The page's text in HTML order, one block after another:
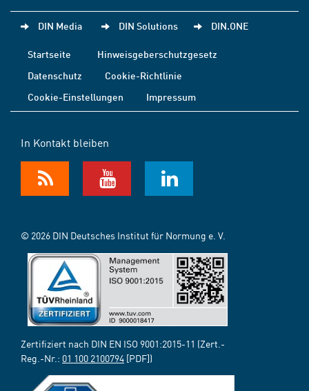
DIN Media DIN Solutions DIN.ONE
Startseite
Hinweisgeberschutzgesetz
Datenschutz
Cookie-Richtlinie
Cookie-Einstellungen
Impressum
In Kontakt bleiben
© 2026 DIN Deutsches Institut für Normung e. V.
Zertifiziert nach DIN EN ISO 9001:2015-11 (Zert.-
Reg.-Nr.: 01 100 2100794 [PDF])